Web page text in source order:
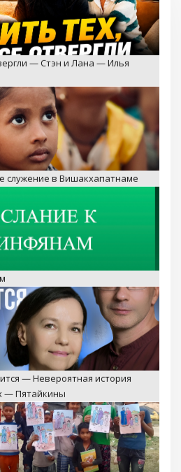
— Стэн и Лана — Илья
служение в Вишакхапатнаме
— Невероятная история
— Пятайкины